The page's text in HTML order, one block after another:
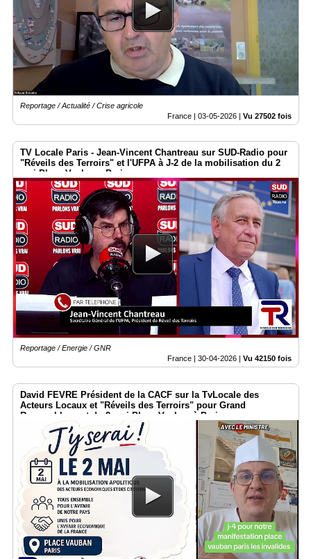
Reportage / Actualité / Crise agricole
France | 03-05-2026 | Vu 27502 fois
TV Locale Paris - Jean-Vincent Chantreau sur SUD-Radio pour
"Réveils des Terroirs" et l'UFPA à J-2 de la mobilisation du 2
mai Place Vauban - Paris
Reportage / Energie / GNR
France | 30-04-2026 | Vu 42150 fois
David FEVRE Président de la CACF sur la TvLocale des
Acteurs Locaux et "Réveils des Terroirs" pour Grand
Rassemblement du 2 mai Place Vauban à Paris